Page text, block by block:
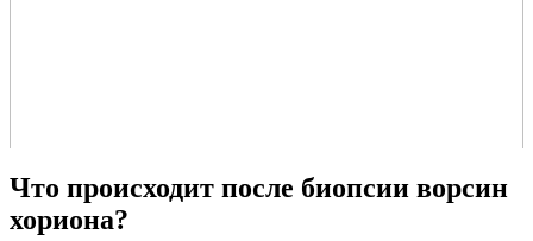
Что происходит после биопсии ворсин
хориона?